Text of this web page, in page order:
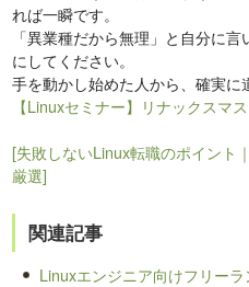
れば一瞬です。
「異業種だから無理」と自分に
にしてください。
手を動かし始めた人から、確実に
【Linuxセミナー】リナックスマ
[失敗しないLinux転職のポイント
厳選]
関連記事
Linuxエンジニア向けフリー